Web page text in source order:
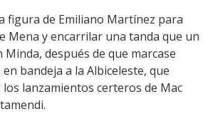
figura de Emiliano Martínez para
Mena y encarrilar una tanda que un
después de que marcase
bandeja a la Albiceleste, que
lanzamientos certeros de Mac